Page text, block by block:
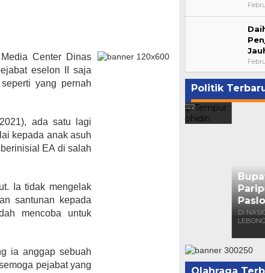
Center Dinas
eselon II saja
yang pernah
ada satu lagi
kepada anak asuh
EA di salah
Ia tidak mengelak
santunan kepada
mencoba untuk
ia anggap sebuah
pejabat yang
Politik
393 Peserta MTQ ke-XXXV Siap
Tempur Rebut Juara Dibuka
Bupati
Paripurna
Paslon
LEBONG
Januari 29,